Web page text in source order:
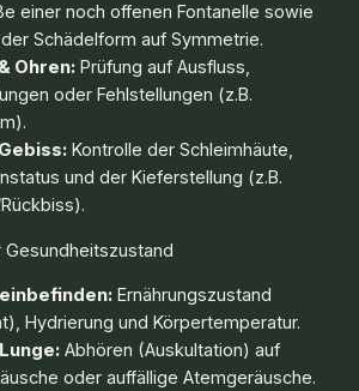
einer noch offenen Fontanelle sowie
Schädelform auf Symmetrie.
Ohren: Prüfung auf Ausfluss,
oder Fehlstellungen (z.B.
Kontrolle der Schleimhäute,
und der Kieferstellung (z.B.
Gesundheitszustand
Ernährungszustand
Hydrierung und Körpertemperatur.
Abhören (Auskultation) auf
oder auffällige Atemgeräusche.